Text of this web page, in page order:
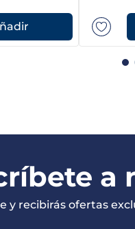
a
y recibirás ofertas